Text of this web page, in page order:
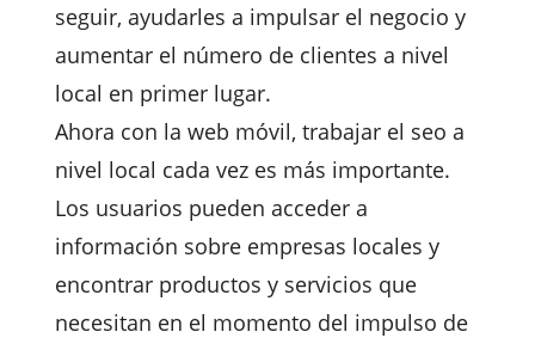
seguir, ayudarles a impulsar el negocio y
aumentar el número de clientes a nivel
local en primer lugar.
Ahora con la web móvil, trabajar el seo a
nivel local cada vez es más importante.
Los usuarios pueden acceder a
información sobre empresas locales y
encontrar productos y servicios que
necesitan en el momento del impulso de